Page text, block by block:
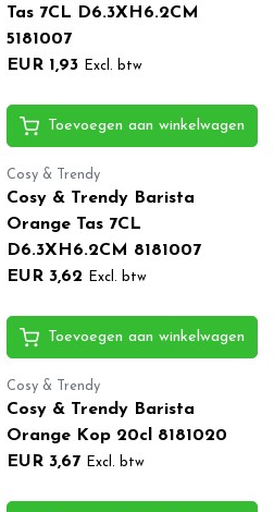
Tas 7CL D6.3XH6.2CM
5181007
EUR 1,93
Excl. btw
Toevoegen aan winkelwagen
Cosy & Trendy
Cosy & Trendy Barista
Orange Tas 7CL
D6.3XH6.2CM 8181007
EUR 3,62
Excl. btw
Toevoegen aan winkelwagen
Cosy & Trendy
Cosy & Trendy Barista
Orange Kop 20cl 8181020
EUR 3,67
Excl. btw